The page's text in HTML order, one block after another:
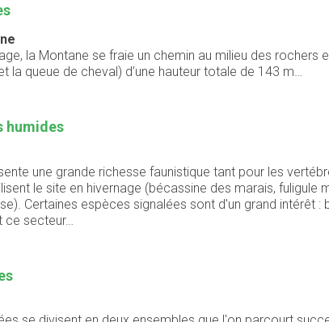
la Montane se fraie un chemin au milieu des rochers
la queue de cheval) d’une hauteur totale de 143 m…
humides
une grande richesse faunistique tant pour les
le site en hivernage (bécassine des marais,
Certaines espèces signalées sont d'un grand intérêt
secteur…